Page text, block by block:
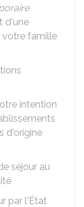
d'une
votre famille
intention
d'origine
séjour au
par l'État